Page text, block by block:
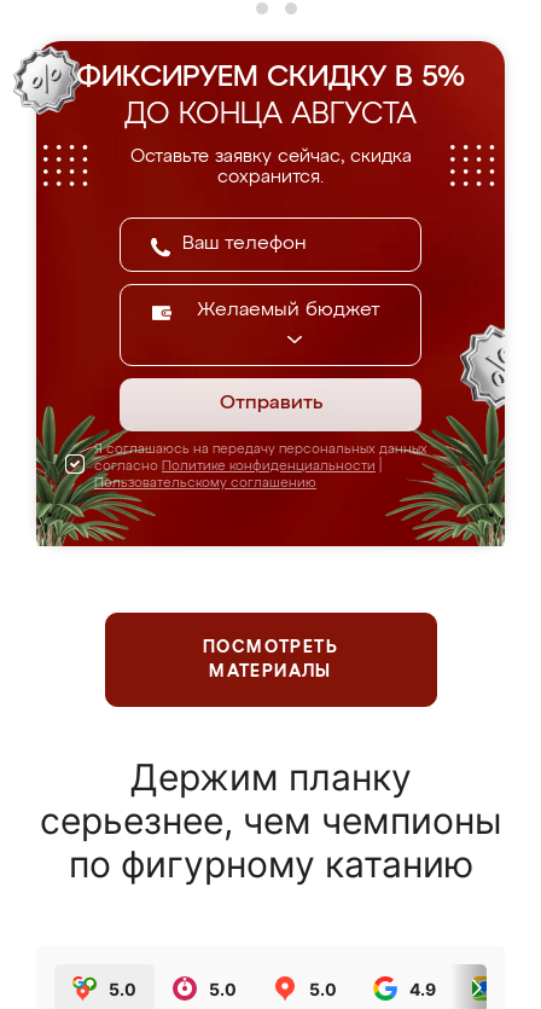
ФИКСИРУЕМ СКИДКУ В 5%
ДО КОНЦА АВГУСТА
Оставьте заявку сейчас, скидка
сохранится.
Желаемый бюджет
Отправить
Я соглашаюсь на передачу персональных данных
согласно Политике конфиденциальности
Пользовательскому соглашению
ПОСМОТРЕТЬ
МАТЕРИАЛЫ
Держим планку
серьезнее, чем чемпионы
по фигурному катанию
5.0 5.0 5.0 4.9